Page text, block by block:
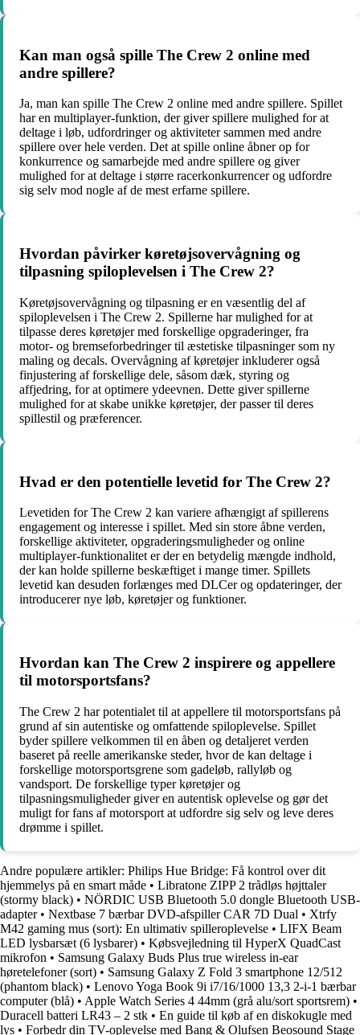
Kan man også spille The Crew 2 online med
andre spillere?
Ja, man kan spille The Crew 2 online med andre spillere. Spillet
har en multiplayer-funktion, der giver spillere mulighed for at
deltage i løb, udfordringer og aktiviteter sammen med andre
spillere over hele verden. Det at spille online åbner op for
konkurrence og samarbejde med andre spillere og giver
mulighed for at deltage i større racerkonkurrencer og udfordre
sig selv mod nogle af de mest erfarne spillere.
Hvordan påvirker køretøjsovervågning og
tilpasning spiloplevelsen i The Crew 2?
Køretøjsovervågning og tilpasning er en væsentlig del af
spiloplevelsen i The Crew 2. Spillerne har mulighed for at
tilpasse deres køretøjer med forskellige opgraderinger, fra
motor- og bremseforbedringer til æstetiske tilpasninger som ny
maling og decals. Overvågning af køretøjer inkluderer også
finjustering af forskellige dele, såsom dæk, styring og
affjedring, for at optimere ydeevnen. Dette giver spillerne
mulighed for at skabe unikke køretøjer, der passer til deres
spillestil og præferencer.
Hvad er den potentielle levetid for The Crew 2?
Levetiden for The Crew 2 kan variere afhængigt af spillerens
engagement og interesse i spillet. Med sin store åbne verden,
forskellige aktiviteter, opgraderingsmuligheder og online
multiplayer-funktionalitet er der en betydelig mængde indhold,
der kan holde spillerne beskæftiget i mange timer. Spillets
levetid kan desuden forlænges med DLCer og opdateringer, der
introducerer nye løb, køretøjer og funktioner.
Hvordan kan The Crew 2 inspirere og appellere
til motorsportsfans?
The Crew 2 har potentialet til at appellere til motorsportsfans på
grund af sin autentiske og omfattende spiloplevelse. Spillet
byder spillere velkommen til en åben og detaljeret verden
baseret på reelle amerikanske steder, hvor de kan deltage i
forskellige motorsportsgrene som gadeløb, rallyløb og
vandsport. De forskellige typer køretøjer og
tilpasningsmuligheder giver en autentisk oplevelse og gør det
muligt for fans af motorsport at udfordre sig selv og leve deres
drømme i spillet.
Andre populære artikler: Philips Hue Bridge: Få kontrol over dit
hjemmelys på en smart måde • Libratone ZIPP 2 trådløs højttaler
(stormy black) • NÖRDIC USB Bluetooth 5.0 dongle Bluetooth USB-
adapter• Nextbase 7 bærbar DVD-afspiller CAR 7D Dual • Xtrfy
M42 gaming mus (sort): En ultimativ spilleroplevelse • LIFX Beam
LED lysbarsæt (6 lysbarer) • Købsvejledning til HyperX QuadCast
mikrofon • Samsung Galaxy Buds Plus true wireless in-ear
høretelefoner (sort) • Samsung Galaxy Z Fold 3 smartphone 12/512
(phantom black) • Lenovo Yoga Book 9i i7/16/1000 13,3 2-i-1 bærbar
computer (blå) • Apple Watch Series 4 44mm (grå alu/sort sportsrem) •
Duracell batteri LR43 – 2 stk • En guide til køb af en diskokugle med
lys • Forbedr din TV-oplevelse med Bang & Olufsen Beosound Stage